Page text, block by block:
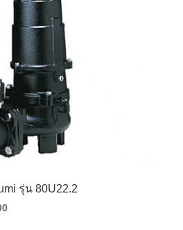
รุ่น 80U22.2
Current